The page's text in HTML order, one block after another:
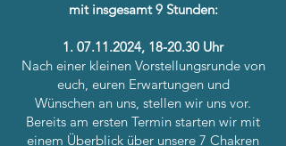
mit insgesamt 9 Stunden:
1. 07.11.2024, 18-20.30 Uhr
Nach einer kleinen Vorstellungsrunde von
euch, euren Erwartungen und
Wünschen an uns, stellen wir uns vor.
Bereits am ersten Termin starten wir mit
einem Überblick über unsere 7 Chakren